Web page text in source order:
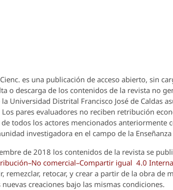
es una publicación de acceso abierto, sin
o descarga de los contenidos de la revista no
Universidad Distrital Francisco José de Caldas
pares evaluadores no reciben retribución
todos los actores mencionados
investigadora en el campo de la Enseñanza
de 2018 los contenidos de la revista se
comercial–Compartir igual 4.0
remezclar, retocar, y crear a partir de la obra de
creaciones bajo las mismas condiciones.